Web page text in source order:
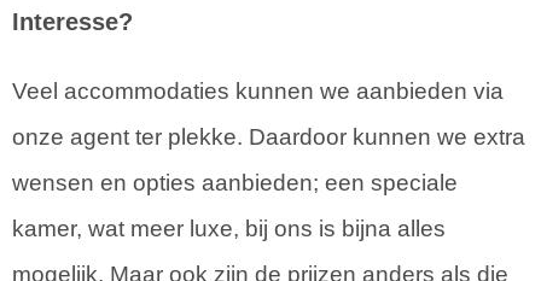
Interesse?
Veel accommodaties kunnen we aanbieden via
onze agent ter plekke. Daardoor kunnen we extra
wensen en opties aanbieden; een speciale
kamer, wat meer luxe, bij ons is bijna alles
mogelijk. Maar ook zijn de prijzen anders als die